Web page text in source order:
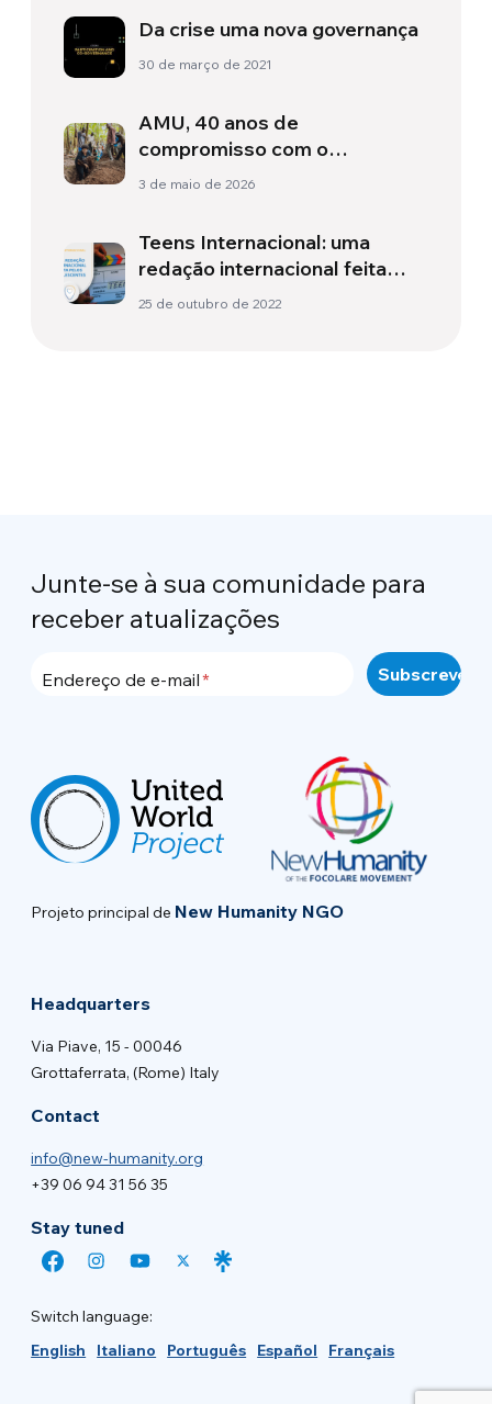
Da crise uma nova governança
30 de março de 2021
AMU, 40 anos de
compromisso com o
desenvolvimento e a
3 de maio de 2026
Teens Internacional: uma
redação internacional feita
pelos adolescentes
25 de outubro de 2022
Junte-se à sua comunidade para
receber atualizações
Endereço de e-mail
Projeto principal de New Humanity NGO
Headquarters
Via Piave, 15 - 00046
Grottaferrata, (Rome) Italy
Contact
info@new-humanity.org
+39 06 94 31 56 35
Stay tuned
Switch language:
English
Italiano Português Español Français